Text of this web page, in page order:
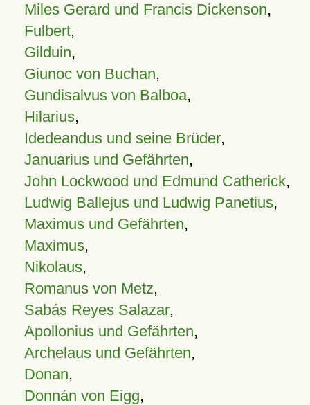
Miles Gerard und Francis Dickenson,
Fulbert,
Gilduin,
Giunoc von Buchan,
Gundisalvus von Balboa,
Hilarius,
Idedeandus und seine Brüder,
Januarius und Gefährten,
John Lockwood und Edmund Catherick,
Ludwig Ballejus und Ludwig Panetius,
Maximus und Gefährten,
Maximus,
Nikolaus,
Romanus von Metz,
Sabás Reyes Salazar,
Apollonius und Gefährten,
Archelaus und Gefährten,
Donan,
Donnán von Eigg,